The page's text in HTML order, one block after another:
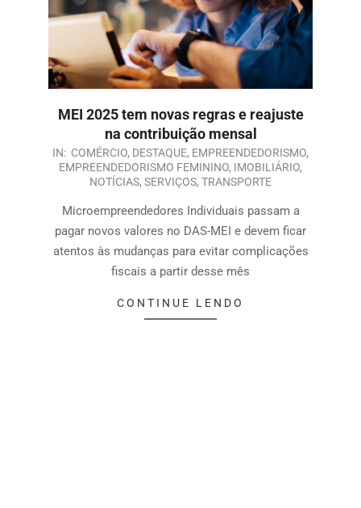
MEI 2025 tem novas regras e reajuste
na contribuição mensal
IN: COMÉRCIO, DESTAQUE, EMPREENDEDORISMO,
EMPREENDEDORISMO FEMININO, IMOBILIÁRIO,
NOTÍCIAS, SERVIÇOS, TRANSPORTE
Microempreendedores Individuais passam a
pagar novos valores no DAS-MEI e devem ficar
atentos às mudanças para evitar complicações
fiscais a partir desse mês
CONTINUE LENDO